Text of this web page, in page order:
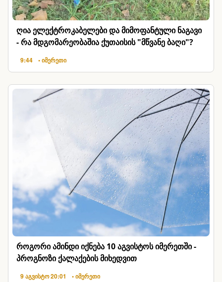
ღია ელექტროკაბელები და მიმოფანტული ნაგავი
- რა მდგომარეობაშია ქუთაისის "მწვანე ბაღი"?
9:44 • იმერეთი
როგორი ამინდი იქნება 10 აგვისტოს იმერეთში -
პროგნოზი ქალაქების მიხედვით
9 აგვისტო 20:01 • იმერეთი